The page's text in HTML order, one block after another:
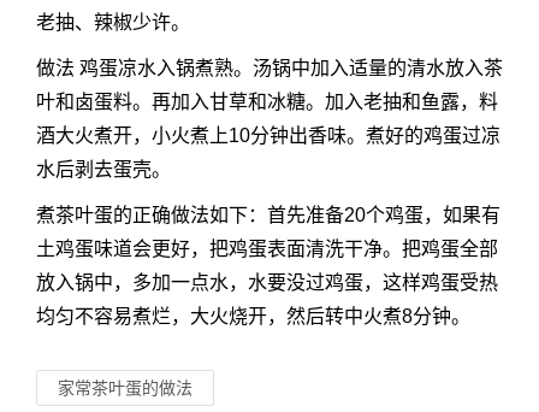
老抽、辣椒少许。
做法 鸡蛋凉水入锅煮熟。汤锅中加入适量的清水放入茶
叶和卤蛋料。再加入甘草和冰糖。加入老抽和鱼露，料
酒大火煮开，小火煮上10分钟出香味。煮好的鸡蛋过凉
水后剥去蛋壳。
煮茶叶蛋的正确做法如下：首先准备20个鸡蛋，如果有
土鸡蛋味道会更好，把鸡蛋表面清洗干净。把鸡蛋全部
放入锅中，多加一点水，水要没过鸡蛋，这样鸡蛋受热
均匀不容易煮烂，大火烧开，然后转中火煮8分钟。
家常茶叶蛋的做法